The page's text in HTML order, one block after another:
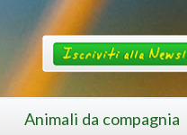
Animali da compagnia